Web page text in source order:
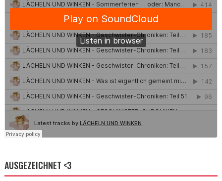
AUSGEZEICHNET <3